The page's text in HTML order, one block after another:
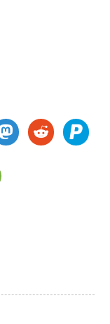
reddit paypal